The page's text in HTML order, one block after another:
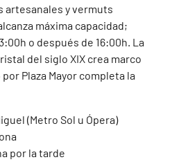
artesanales y vermuts
máxima capacidad;
o después de 16:00h. La
del siglo XIX crea marco
Plaza Mayor completa la
(Metro Sol u Ópera)
por la tarde